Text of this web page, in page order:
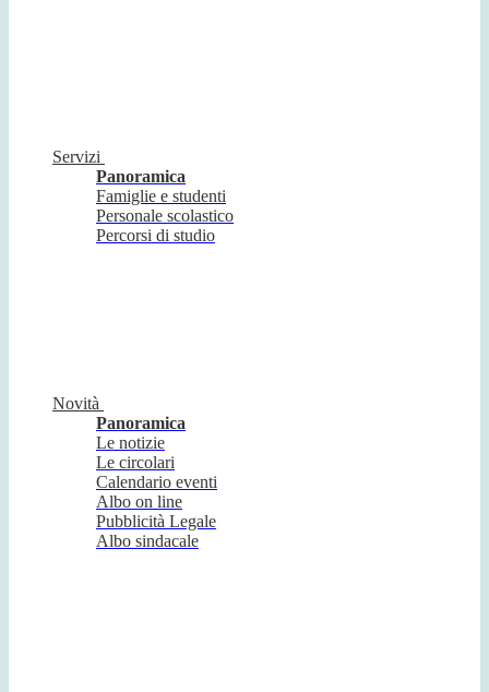
Servizi
Panoramica
Famiglie e studenti
Personale scolastico
Percorsi di studio
Novità
Panoramica
Le notizie
Le circolari
Calendario eventi
Albo on line
Pubblicità Legale
Albo sindacale